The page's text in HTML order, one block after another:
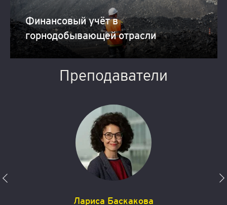
Финансовый учёт в
горнодобывающей отрасли
Преподаватели
Лариса Баскакова